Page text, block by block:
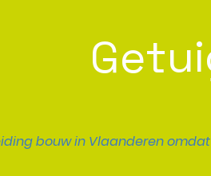
bouw in Vlaanderen